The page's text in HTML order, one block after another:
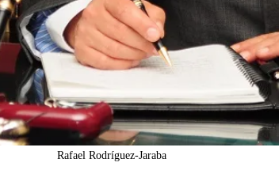
Rafael Rodríguez-Jaraba